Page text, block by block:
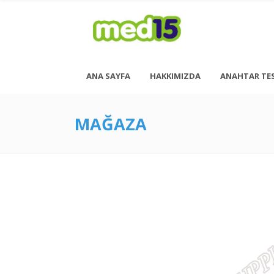
Pazartesi - Cuma 08:00 - 18:00
<h6 style= “font-size: 13px; font-weight: 600;
ANA SAYFA HAKKIMIZDA ANAHTAR
MAĞAZA